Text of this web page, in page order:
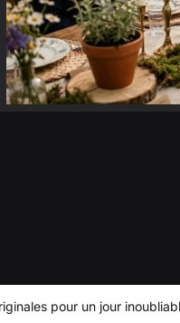
pour un jour